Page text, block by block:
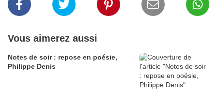
Vous aimerez aussi
Notes de soir : repose en poésie,
Philippe Denis